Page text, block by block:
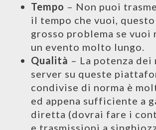
Tempo – Non puoi
il tempo che vuoi, questo
grosso problema se vuoi
un evento molto lungo.
Qualità – La potenza dei
server su queste
condivise di norma è
ed appena sufficiente a
diretta (dovrai fare i